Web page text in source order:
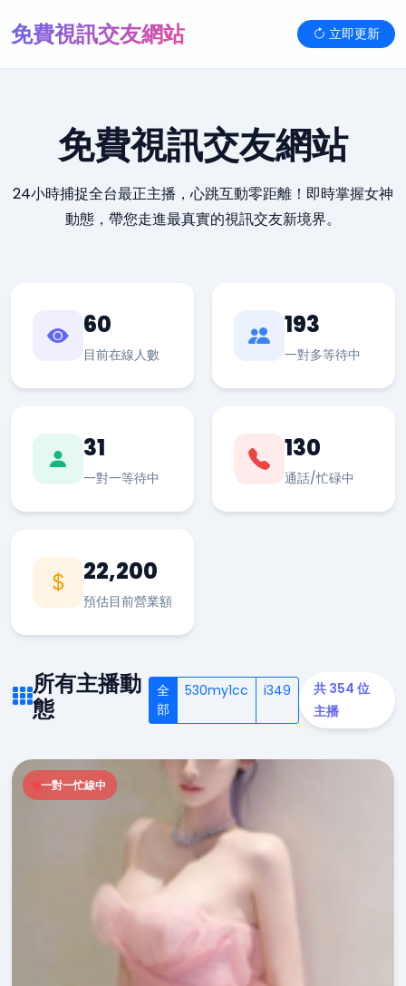
免費視訊交友網站 立即更新
免費視訊交友網站
24小時捕捉全台最正主播，心跳互動零距離！即時掌握女神
動態，帶您走進最真實的視訊交友新境界。
60
目前在線人數
193
一對多等待中
31
一對一等待中
130
通話/忙碌中
22,200
預估目前營業額
所有主播動
態
全
部
530my1cc i349
共 354 位
主播
一對一忙線中